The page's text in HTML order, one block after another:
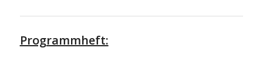
Programmheft: